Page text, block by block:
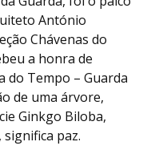
António
Chávenas do
a honra de
do Tempo – Guarda
de uma árvore,
Ginkgo Biloba,
paz.